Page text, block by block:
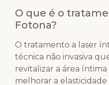
O que é o
Fotona?
O tratamento a laser
técnica não invasiva
revitalizar a área
melhorar a